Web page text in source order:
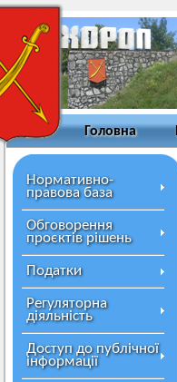
Головна
Нормативно-
правова база
Обговорення
проєктів рішень
Податки
Регуляторна
діяльність
Доступ до публічної
інформації